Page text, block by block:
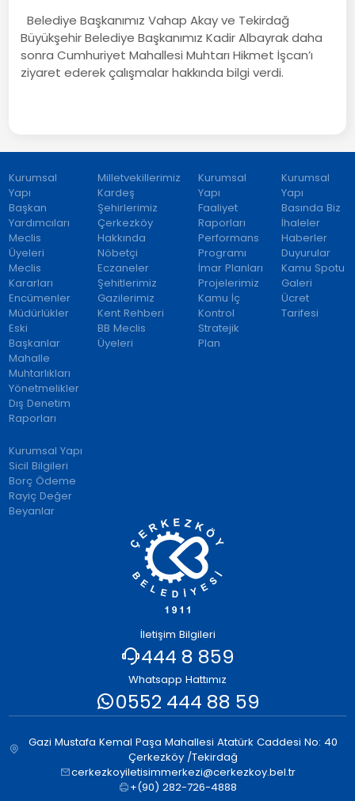
Belediye Başkanımız Vahap Akay ve Tekirdağ
Büyükşehir Belediye Başkanımız Kadir Albayrak daha
sonra Cumhuriyet Mahallesi Muhtarı Hikmet İşcan’ı
ziyaret ederek çalışmalar hakkında bilgi verdi.
Kurumsal
Yapı
Başkan
Yardımcıları
Meclis
Üyeleri
Meclis
Kararları
Encümenler
Müdürlükler
Eski
Başkanlar
Mahalle
Muhtarlıkları
Yönetmelikler
Dış Denetim
Raporları
Milletvekillerimiz
Kardeş
Şehirlerimiz
Çerkezköy
Hakkında
Nöbetçi
Eczaneler
Şehitlerimiz
Gazilerimiz
Kent Rehberi
BB Meclis
Üyeleri
Kurumsal
Yapı
Faaliyet
Raporları
Performans
Programı
İmar Planları
Projelerimiz
Kamu İç
Kontrol
Stratejik
Plan
Kurumsal
Yapı
Basında Biz
İhaleler
Haberler
Duyurular
Kamu Spotu
Galeri
Ücret
Tarifesi
Kurumsal Yapı
Sicil Bilgileri
Borç Ödeme
Rayiç Değer
Beyanlar
İletişim Bilgileri
444 8 859
Whatsapp Hattımız
0552 444 88 59
Gazi Mustafa Kemal Paşa Mahallesi Atatürk Caddesi No: 40
Çerkezköy /Tekirdağ
cerkezkoyiletisimmerkezi@cerkezkoy.bel.tr
+(90) 282-726-4888